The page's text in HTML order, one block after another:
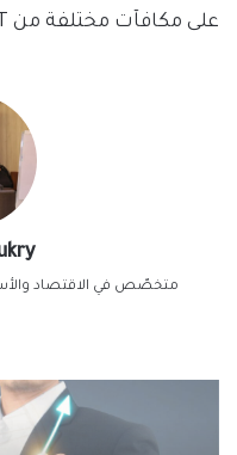
على مكافآت مختلفة من IBAT أو NFT داخل النظام البيئي.
متخصّص في الاقتصاد